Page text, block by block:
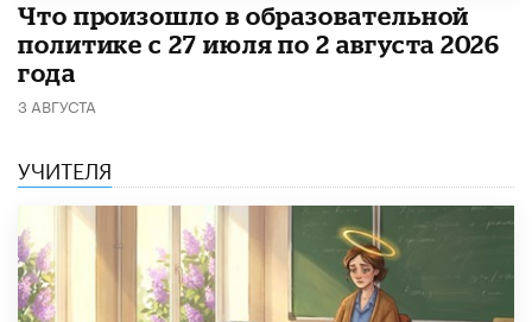
​Что произошло в образовательной
политике с 27 июля по 2 августа 2026
года
3 АВГУСТА
УЧИТЕЛЯ